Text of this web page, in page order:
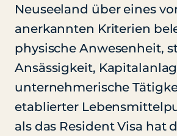
Neuseeland über eines
anerkannten Kriterien
physische Anwesenheit,
Ansässigkeit,
unternehmerische
etablierter
als das Resident Visa hat